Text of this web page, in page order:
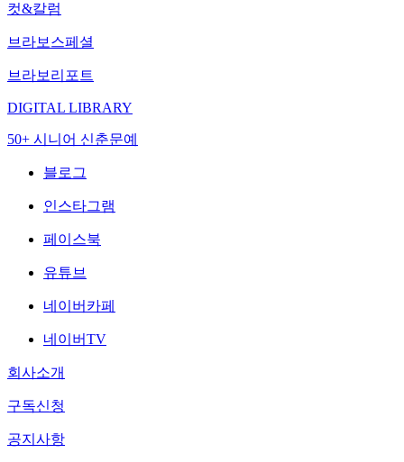
컷&칼럼
브라보스페셜
브라보리포트
DIGITAL LIBRARY
50+ 시니어 신춘문예
블로그
인스타그램
페이스북
유튜브
네이버카페
네이버TV
회사소개
구독신청
공지사항